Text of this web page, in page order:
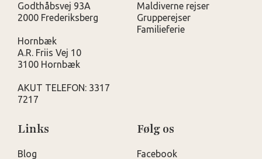
Godthåbsvej 93A
2000 Frederiksberg
Hornbæk
A.R. Friis Vej 10
3100 Hornbæk
AKUT TELEFON: 3317
7217
Maldiverne rejser
Grupperejser
Familieferie
Links
Blog
Følg os
Facebook